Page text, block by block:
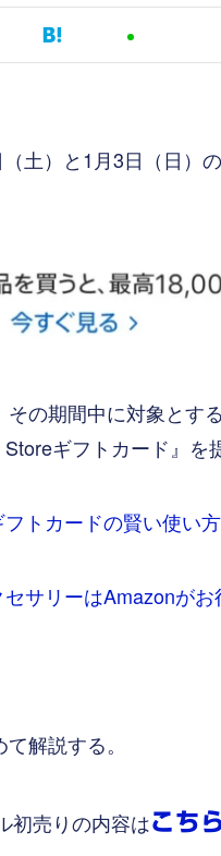
土）と1月3日（日）
の期間中に対象とす
ギフトカード』を
トカードの賢い使い
サリーはAmazonがお
解説する。
初売りの内容はこち